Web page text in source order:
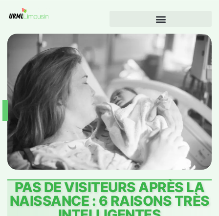
PAS DE VISITEURS APRÈS LA
NAISSANCE : 6 RAISONS TRÈS